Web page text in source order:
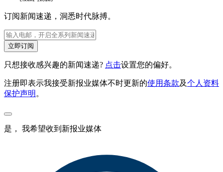
订阅新闻速递，洞悉时代脉搏。
立即订阅
只想接收感兴趣的新闻速递? 点击设置您的偏好。
注册即表示我接受新报业媒体不时更新的使用条款及个人资料
保护声明 。
是， 我希望收到新报业媒体